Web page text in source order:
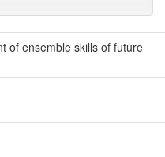
of ensemble skills of future